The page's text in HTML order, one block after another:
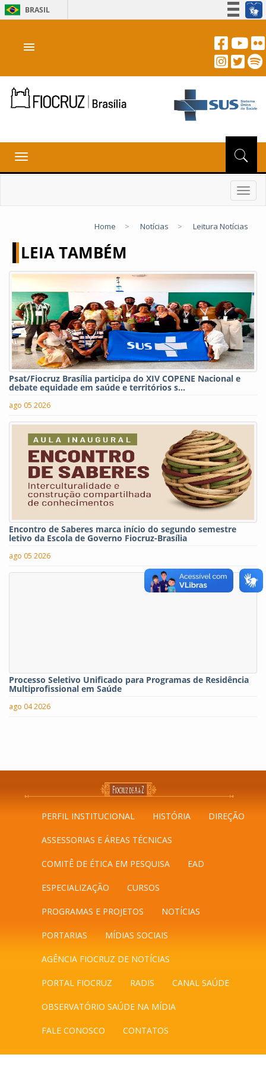
BRASIL
Acesso à informação
Canais
menu
Toggle
navigation
Home > Notícias > Leitura Notícias
LEIA TAMBÉM
Psat/Fiocruz Brasília participa do XIV COPENE Nacional e
debate equidade em saúde e territórios s...
ago 05 2026
Encontro de Saberes marca início do segundo semestre
letivo da Escola de Governo Fiocruz-Brasília
ago 05 2026
Processo Seletivo Unificado para Programas de Residência
Multiprofissional em Saúde
ago 04 2026
PERFIL INSTITUCIONAL HISTÓRIA DIREÇÃO
ASSESSORIAS E ÁREAS TÉCNICAS
COMITÊ DE ÉTICA EM PESQUISA EAD
ESPECIALIZAÇÃO CURSOS
PROGRAMAS E PROJETOS NOTÍCIAS
PORTARIAS MÍDIAS SOCIAIS
AGÊNCIA FIOCRUZ DE NOTÍCIAS
PORTAL FIOCRUZ RADIS CANAL SAÚDE
OBSERVATÓRIO SAÚDE NA MÍDIA
FALE CONOSCO CONTATOS